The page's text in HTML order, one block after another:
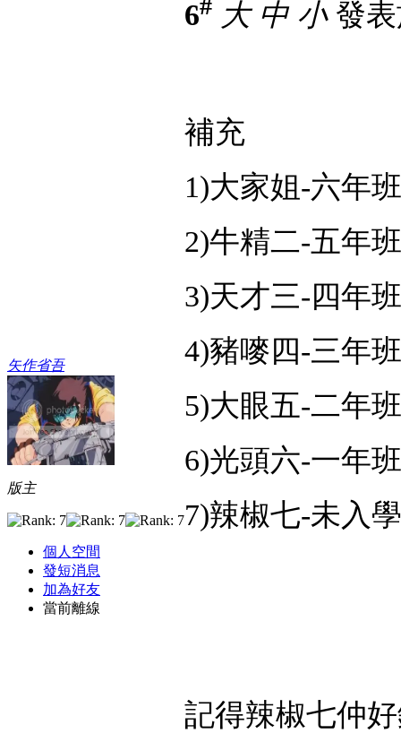
矢作省吾
版主
個人空間
發短消息
加為好友
當前離線
6 大 中 小發表
補充
1)大家姐-六年班
2)牛精二-五年班
3)天才三-四年班
4)豬嘜四-三年班
5)大眼五-二年班
6)光頭六-一年班
7)辣椒七-未入學
記得辣椒七仲